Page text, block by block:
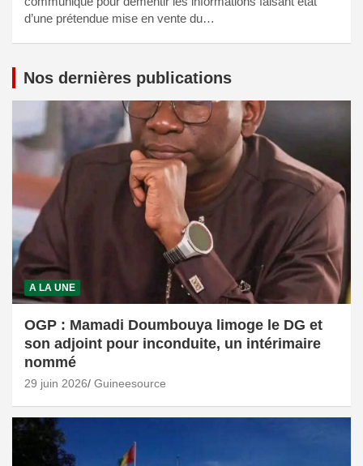
d’une prétendue mise en vente du…
Nos dernières publications
A LA UNE
OGP : Mamadi Doumbouya limoge le DG et
son adjoint pour inconduite, un intérimaire
nommé
29 juin 2026 Guineesource